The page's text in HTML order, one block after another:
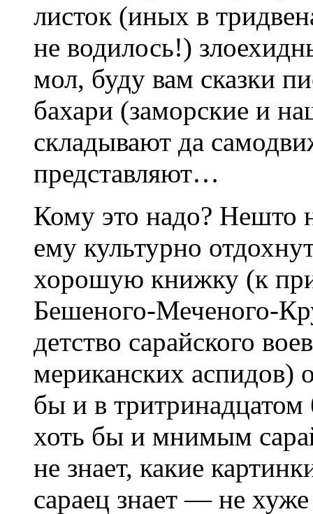
листок (иных в
не водилось!)
мол, буду вам сказки
бахари (заморские и
складывают да
представляют…
Кому это надо? Нешто
ему культурно
хорошую книжку (к
Бешеного-Меченого-
детство сарайского
мериканских аспидов)
бы и в тритринадцатом
хоть бы и мнимым
не знает, какие
сараец знает — не